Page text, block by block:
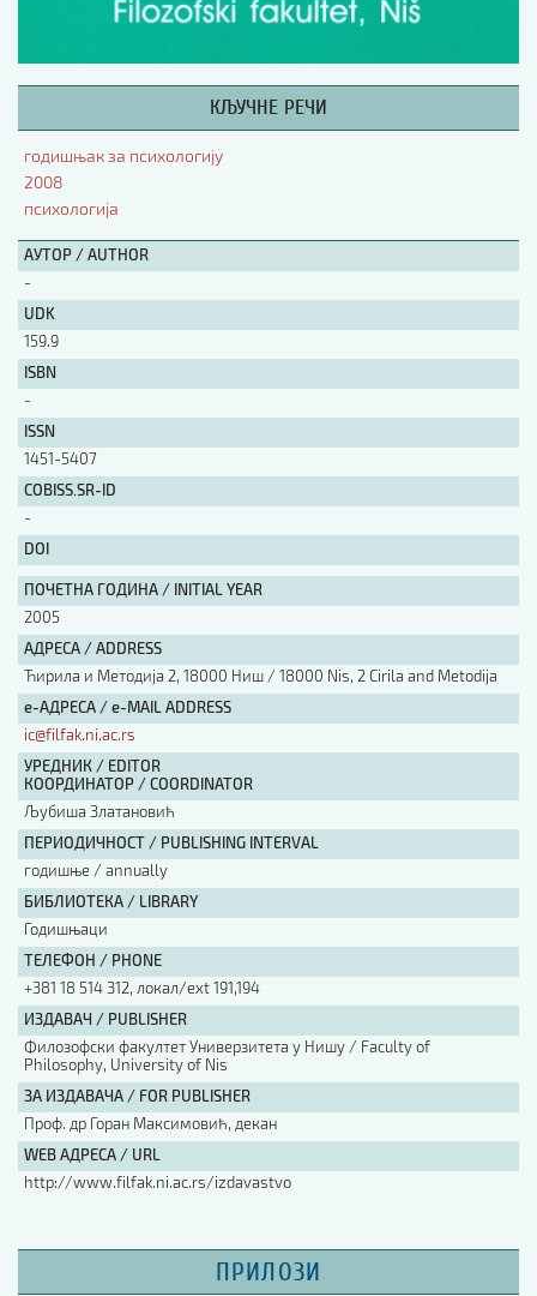
Тип издања
АУТОР / AUTHOR
UDK
ISBN
ISSN
COBISS.SR-ID
DOI
КЉУЧНЕ РЕЧИ
годишњак за психологију
2008
психологија
АУТОР / AUTHOR
-
UDK
159.9
ISBN
-
ISSN
1451-5407
COBISS.SR-ID
-
DOI
ПОЧЕТНА ГОДИНА / INITIAL YEAR
2005
АДРЕСА / ADDRESS
Ћирила и Методија 2, 18000 Ниш / 18000 Nis, 2 Cirila and Metodija
е-АДРЕСА / e-MAIL ADDRESS
ic@filfak.ni.ac.rs
УРЕДНИК / EDITOR
КООРДИНАТОР / COORDINATOR
Љубиша Златановић
ПЕРИОДИЧНОСТ / PUBLISHING INTERVAL
годишње / annually
БИБЛИОТЕКА / LIBRARY
Годишњаци
ТЕЛЕФОН / PHONE
+381 18 514 312, локал/ext 191,194
ИЗДАВАЧ / PUBLISHER
Филозофски факултет Универзитета у Нишу / Faculty of
Philosophy, University of Nis
ЗА ИЗДАВАЧА / FOR PUBLISHER
Проф. др Горан Максимовић, декан
WEB АДРЕСА / URL
http://www.filfak.ni.ac.rs/izdavastvo
ПРИЛОЗИ